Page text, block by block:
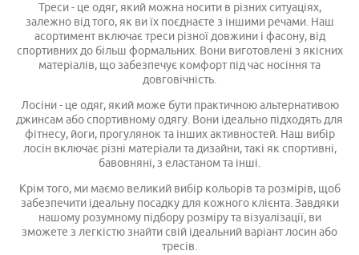
Треси - це одяг, який можна носити в різних ситуаціях,
залежно від того, як ви їх поєднаєте з іншими речами. Наш
асортимент включає треси різної довжини і фасону, від
спортивних до більш формальних. Вони виготовлені з якісних
матеріалів, що забезпечує комфорт під час носіння та
довговічність.
Лосіни - це одяг, який може бути практичною альтернативою
джинсам або спортивному одягу. Вони ідеально підходять для
фітнесу, йоги, прогулянок та інших активностей. Наш вибір
лосін включає різні матеріали та дизайни, такі як спортивні,
бавовняні, з еластаном та інші.
Крім того, ми маємо великий вибір кольорів та розмірів, щоб
забезпечити ідеальну посадку для кожного клієнта. Завдяки
нашому розумному підбору розміру та візуалізації, ви
зможете з легкістю знайти свій ідеальний варіант лосин або
тресів.